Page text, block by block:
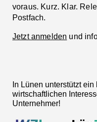
voraus. Kurz. Klar.
Postfach.
Jetzt anmelden und
In Lünen unterstützt
wirtschaftlichen
Unternehmer!